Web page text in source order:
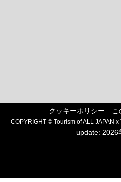
クッキーポリシー こ
COPYRIGHT © Tourism of ALL JAPAN
update: 2026